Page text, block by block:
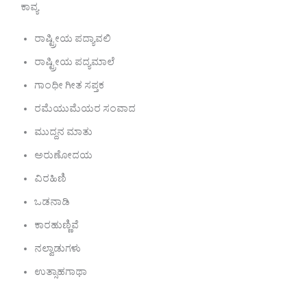
ಕಾವ್ಯ
ರಾಷ್ಟ್ರೀಯ ಪದ್ಯಾವಲಿ
ರಾಷ್ಟ್ರೀಯ ಪದ್ಯಮಾಲೆ
ಗಾಂಧೀ ಗೀತ ಸಪ್ತಕ
ರಮೆಯುಮೆಯರ ಸಂವಾದ
ಮುದ್ದನ ಮಾತು
ಅರುಣೋದಯ
ವಿರಹಿಣಿ
ಒಡನಾಡಿ
ಕಾರಹುಣ್ಣಿವೆ
ನಲ್ವಾಡುಗಳು
ಉತ್ಸಾಹಗಾಥಾ